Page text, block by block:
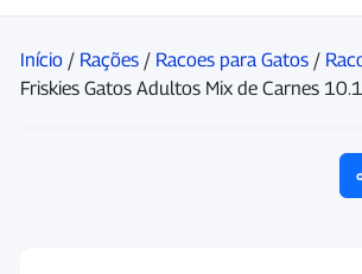
Início / Rações / Racoes para Gatos /
Friskies Gatos Adultos Mix de Carnes